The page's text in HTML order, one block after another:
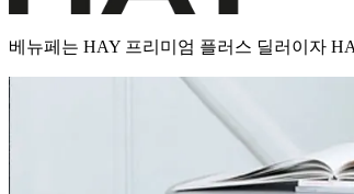
베뉴페는 HAY 프리미엄 플러스 딜러이자